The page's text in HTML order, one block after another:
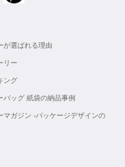
が選ばれる理由
リー
ング
バッグ 紙袋の納品事例
マガジン -パッケージデザインの